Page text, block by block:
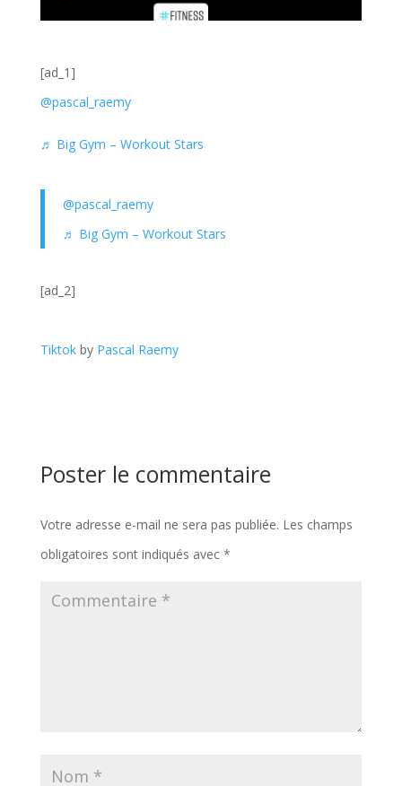
[ad_1]
@pascal_raemy
♬ Big Gym – Workout Stars
@pascal_raemy
♬ Big Gym – Workout Stars
[ad_2]
Tiktok by Pascal Raemy
Poster le commentaire
Votre adresse e-mail ne sera pas publiée. Les champs
obligatoires sont indiqués avec *